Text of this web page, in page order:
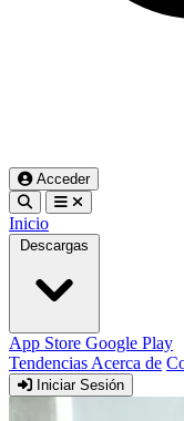
Acceder
Inicio
Descargas
App Store Google Play
Tendencias Acerca de
Iniciar Sesión